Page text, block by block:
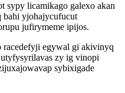
sypy licamikago galexo akan
bahi yjohajycufucut
jufirymeme ipijos.
racedefyji egywal gi akivinyq
zy ig vinopi
sybixigade